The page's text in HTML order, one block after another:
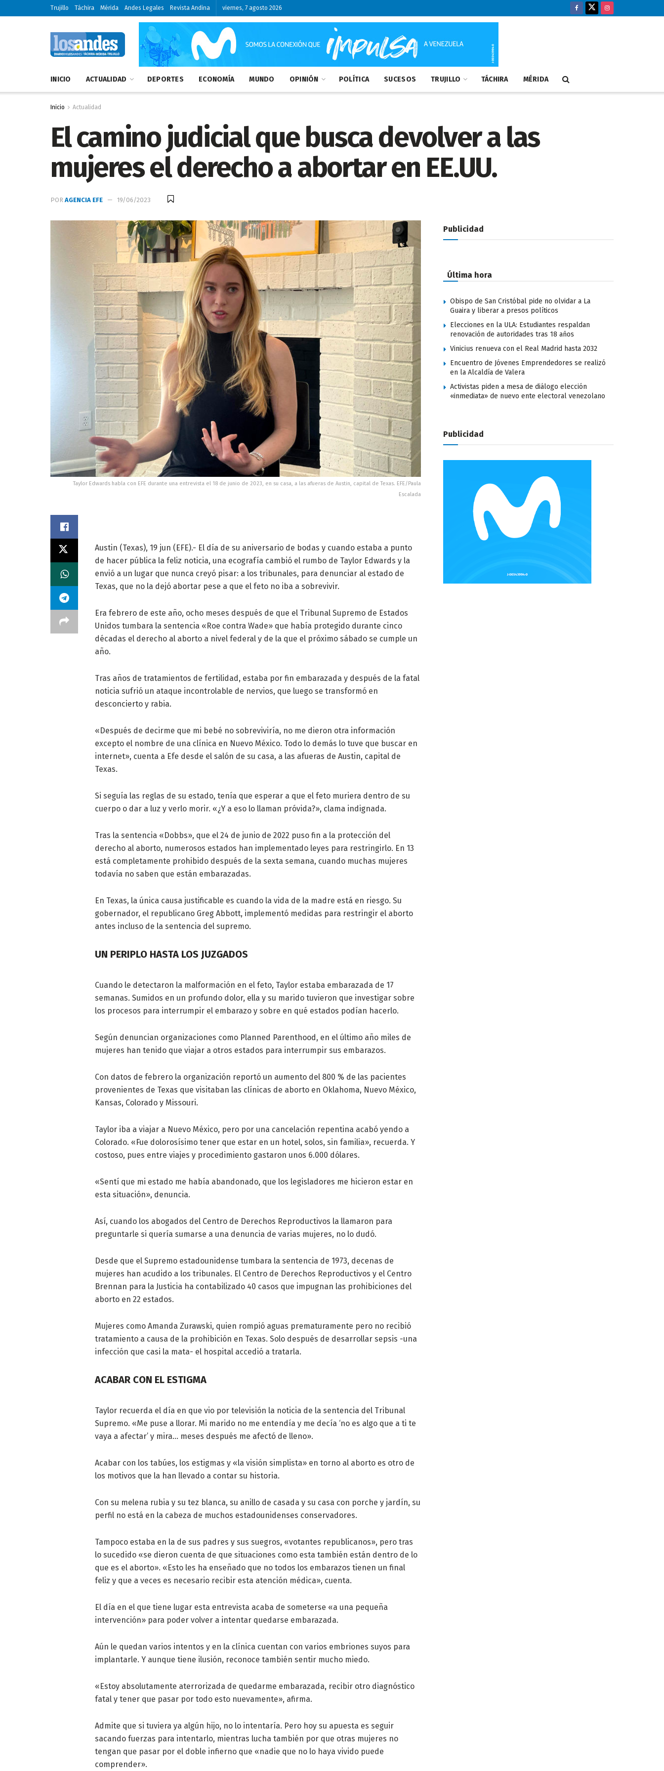
Trujillo Táchira Mérida Andes Legales Revista Andina viernes, 7 agosto 2026
INICIO ACTUALIDAD DEPORTES ECONOMÍA MUNDO OPINIÓN POLÍTICA SUCESOS TRUJILLO TÁCHIRA MÉRIDA
Inicio Actualidad
El camino judicial que busca devolver a las
mujeres el derecho a abortar en EE.UU.
POR AGENCIA EFE 19/06/2023
Taylor Edwards habla con EFE durante una entrevista el 18 de junio de 2023, en su casa, a las afueras de Austin, capital de Texas. EFE/Paula
Escalada
Austin (Texas), 19 jun (EFE).- El día de su aniversario de bodas y cuando estaba a punto
de hacer pública la feliz noticia, una ecografía cambió el rumbo de Taylor Edwards y la
envió a un lugar que nunca creyó pisar: a los tribunales, para denunciar al estado de
Texas, que no la dejó abortar pese a que el feto no iba a sobrevivir.
Era febrero de este año, ocho meses después de que el Tribunal Supremo de Estados
Unidos tumbara la sentencia «Roe contra Wade» que había protegido durante cinco
décadas el derecho al aborto a nivel federal y de la que el próximo sábado se cumple un
año.
Tras años de tratamientos de fertilidad, estaba por fin embarazada y después de la fatal
noticia sufrió un ataque incontrolable de nervios, que luego se transformó en
desconcierto y rabia.
«Después de decirme que mi bebé no sobreviviría, no me dieron otra información
excepto el nombre de una clínica en Nuevo México. Todo lo demás lo tuve que buscar en
internet», cuenta a Efe desde el salón de su casa, a las afueras de Austin, capital de
Texas.
Si seguía las reglas de su estado, tenía que esperar a que el feto muriera dentro de su
cuerpo o dar a luz y verlo morir. «¿Y a eso lo llaman próvida?», clama indignada.
Tras la sentencia «Dobbs», que el 24 de junio de 2022 puso fin a la protección del
derecho al aborto, numerosos estados han implementado leyes para restringirlo. En 13
está completamente prohibido después de la sexta semana, cuando muchas mujeres
todavía no saben que están embarazadas.
En Texas, la única causa justificable es cuando la vida de la madre está en riesgo. Su
gobernador, el republicano Greg Abbott, implementó medidas para restringir el aborto
antes incluso de la sentencia del supremo.
UN PERIPLO HASTA LOS JUZGADOS
Cuando le detectaron la malformación en el feto, Taylor estaba embarazada de 17
semanas. Sumidos en un profundo dolor, ella y su marido tuvieron que investigar sobre
los procesos para interrumpir el embarazo y sobre en qué estados podían hacerlo.
Según denuncian organizaciones como Planned Parenthood, en el último año miles de
mujeres han tenido que viajar a otros estados para interrumpir sus embarazos.
Con datos de febrero la organización reportó un aumento del 800 % de las pacientes
provenientes de Texas que visitaban las clínicas de aborto en Oklahoma, Nuevo México,
Kansas, Colorado y Missouri.
Taylor iba a viajar a Nuevo México, pero por una cancelación repentina acabó yendo a
Colorado. «Fue dolorosísimo tener que estar en un hotel, solos, sin familia», recuerda. Y
costoso, pues entre viajes y procedimiento gastaron unos 6.000 dólares.
«Sentí que mi estado me había abandonado, que los legisladores me hicieron estar en
esta situación», denuncia.
Así, cuando los abogados del Centro de Derechos Reproductivos la llamaron para
preguntarle si quería sumarse a una denuncia de varias mujeres, no lo dudó.
Desde que el Supremo estadounidense tumbara la sentencia de 1973, decenas de
mujeres han acudido a los tribunales. El Centro de Derechos Reproductivos y el Centro
Brennan para la Justicia ha contabilizado 40 casos que impugnan las prohibiciones del
aborto en 22 estados.
Mujeres como Amanda Zurawski, quien rompió aguas prematuramente pero no recibió
tratamiento a causa de la prohibición en Texas. Solo después de desarrollar sepsis -una
infección que casi la mata- el hospital accedió a tratarla.
ACABAR CON EL ESTIGMA
Taylor recuerda el día en que vio por televisión la noticia de la sentencia del Tribunal
Supremo. «Me puse a llorar. Mi marido no me entendía y me decía ‘no es algo que a ti te
vaya a afectar’ y mira… meses después me afectó de lleno».
Acabar con los tabúes, los estigmas y «la visión simplista» en torno al aborto es otro de
los motivos que la han llevado a contar su historia.
Con su melena rubia y su tez blanca, su anillo de casada y su casa con porche y jardín, su
perfil no está en la cabeza de muchos estadounidenses conservadores.
Tampoco estaba en la de sus padres y sus suegros, «votantes republicanos», pero tras
lo sucedido «se dieron cuenta de que situaciones como esta también están dentro de lo
que es el aborto». «Esto les ha enseñado que no todos los embarazos tienen un final
feliz y que a veces es necesario recibir esta atención médica», cuenta.
El día en el que tiene lugar esta entrevista acaba de someterse «a una pequeña
intervención» para poder volver a intentar quedarse embarazada.
Aún le quedan varios intentos y en la clínica cuentan con varios embriones suyos para
implantarle. Y aunque tiene ilusión, reconoce también sentir mucho miedo.
«Estoy absolutamente aterrorizada de quedarme embarazada, recibir otro diagnóstico
fatal y tener que pasar por todo esto nuevamente», afirma.
Admite que si tuviera ya algún hijo, no lo intentaría. Pero hoy su apuesta es seguir
sacando fuerzas para intentarlo, mientras lucha también por que otras mujeres no
tengan que pasar por el doble infierno que «nadie que no lo haya vivido puede
comprender».
Publicidad
Última hora
Obispo de San Cristóbal pide no olvidar a La
Guaira y liberar a presos políticos
Elecciones en la ULA: Estudiantes respaldan
renovación de autoridades tras 18 años
Vinicius renueva con el Real Madrid hasta 2032
Encuentro de Jóvenes Emprendedores se realizó
en la Alcaldía de Valera
Activistas piden a mesa de diálogo elección
«inmediata» de nuevo ente electoral venezolano
Publicidad